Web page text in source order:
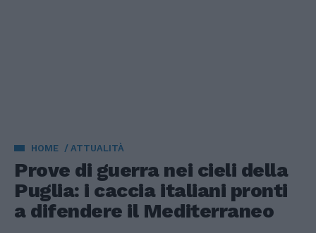
HOME ATTUALITÀ
Prove di guerra nei cieli della
Puglia: i caccia italiani pronti
a difendere il Mediterraneo